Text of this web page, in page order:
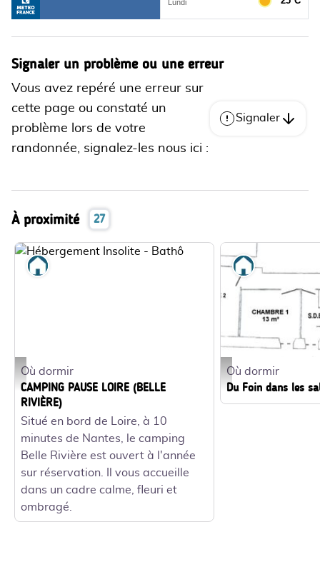
Signaler un problème ou une erreur
Vous avez repéré une erreur sur
cette page ou constaté un
problème lors de votre
randonnée, signalez-les nous ici :
Signaler
À proximité 27
Hébergement Insolite - Bathô - Camping Belle Rivière
Où dormir
CAMPING PAUSE LOIRE (BELLE
RIVIÈRE)
Situé en bord de Loire, à 10
minutes de Nantes, le camping
Belle Rivière est ouvert à l'année
sur réservation. Il vous accueille
dans un cadre calme, fleuri et
ombragé.
GDF-H44G011760_14
Où dormir
Où dormir
Du Foin dans les